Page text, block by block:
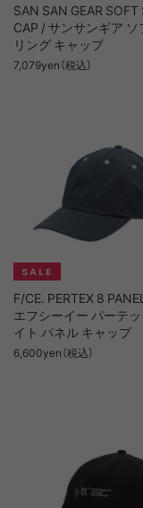
SAN SAN GEAR
CAP / サンサンギア ソ
リング キャップ
7,079yen（税込）
F/CE. PERTEX 8
エフシーイー パーテ
イト パネル キャップ
6,600yen（税込）